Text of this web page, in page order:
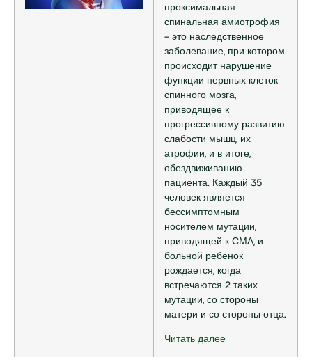
проксимальная
спинальная амиотрофия
– это наследственное
заболевание, при котором
происходит нарушение
функции нервных клеток
спинного мозга,
приводящее к
прогрессивному развитию
слабости мышц, их
атрофии, и в итоге,
обездвиживанию
пациента. Каждый 35
человек является
бессимптомным
носителем мутации,
приводящей к СМА, и
больной ребенок
рождается, когда
встречаются 2 таких
мутации, со стороны
матери и со стороны отца.
Читать далее